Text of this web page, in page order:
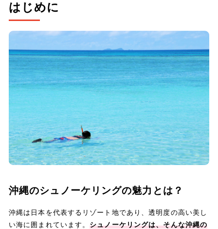
はじめに
沖縄のシュノーケリングの魅力とは？
沖縄は日本を代表するリゾート地であり、透明度の高い美し
い海に囲まれています。シュノーケリングは、そんな沖縄の